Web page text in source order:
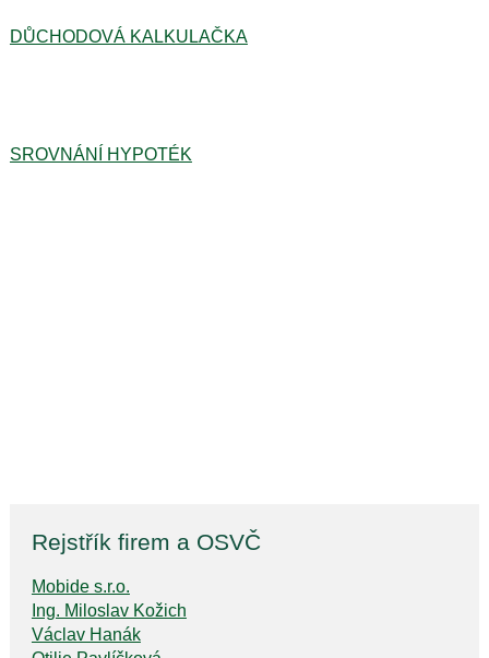
DŮCHODOVÁ KALKULAČKA
SROVNÁNÍ HYPOTÉK
Rejstřík firem a OSVČ
Mobide s.r.o.
Ing. Miloslav Kožich
Václav Hanák